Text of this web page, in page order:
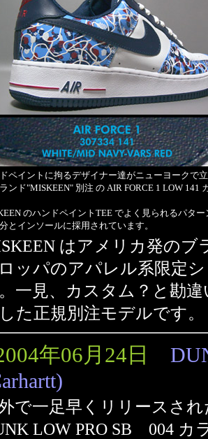
ペイントに拘るデザイナー達がニューヨークで
ンド"MISKEEN" 別注 の AIR FORCE 1 LOW 141
のハンドペイントTEE でよく見られるパター
とインソールに採用されています。
はアメリカ発のブ
ッパのアパレル系限定
一見、カスタム？と勘
た正規別注モデルです。
年06月24日
で一足早くリリースされ
LOW PRO SB 004 カ